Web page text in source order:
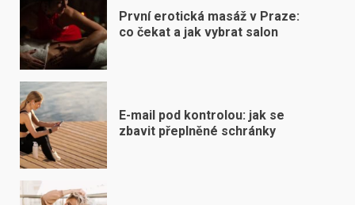
První erotická masáž v Praze:
co čekat a jak vybrat salon
E-mail pod kontrolou: jak se
zbavit přeplněné schránky